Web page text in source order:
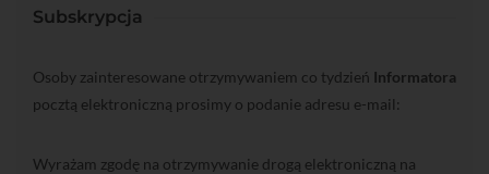
Subskrypcja
Osoby zainteresowane otrzymywaniem co tydzień Informatora
pocztą elektroniczną prosimy o podanie adresu e-mail:
Wyrażam zgodę na otrzymywanie drogą elektroniczną na